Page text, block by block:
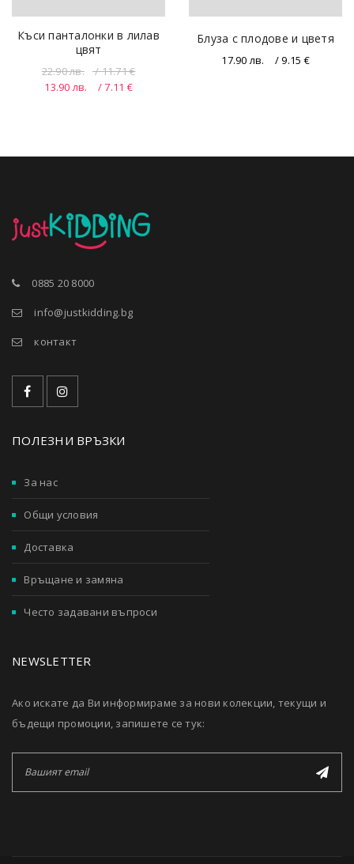
Къси панталонки в лилав
цвят
22.90лв. / 11.71 €
13.90лв. / 7.11 €
Блуза с плодове и цветя
17.90лв. / 9.15 €
0885 20 8000
info@justkidding.bg
контакт
ПОЛЕЗНИ ВРЪЗКИ
За нас
Общи условия
Доставка
Връщане и замяна
Често задавани въпроси
NEWSLETTER
Ако искате да Ви информираме за нови колекции, текущи и
бъдещи промоции, запишете се тук: